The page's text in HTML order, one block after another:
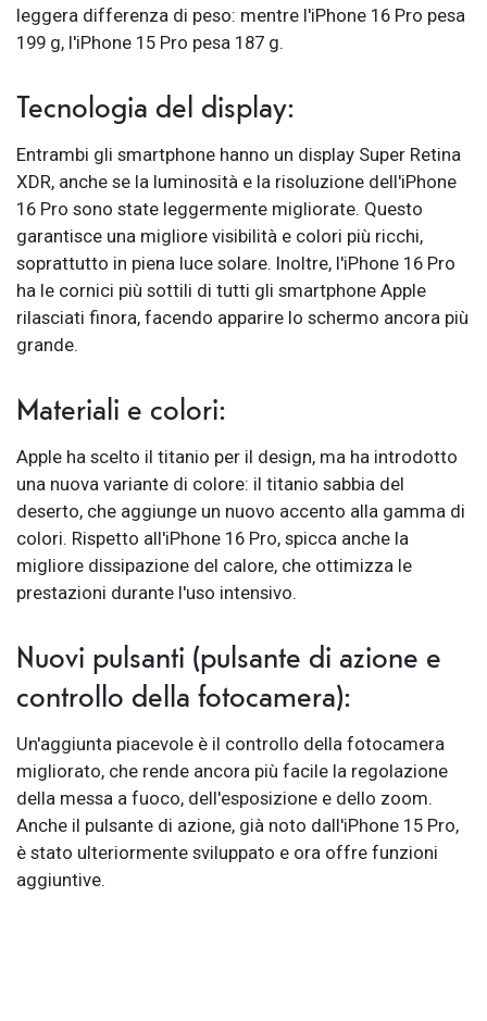
leggera differenza di peso: mentre l'iPhone 16 Pro pesa
199 g, l'iPhone 15 Pro pesa 187 g.
Tecnologia del display:
Entrambi gli smartphone hanno un display Super Retina
XDR, anche se la luminosità e la risoluzione dell'iPhone
16 Pro sono state leggermente migliorate. Questo
garantisce una migliore visibilità e colori più ricchi,
soprattutto in piena luce solare. Inoltre, l'iPhone 16 Pro
ha le cornici più sottili di tutti gli smartphone Apple
rilasciati finora, facendo apparire lo schermo ancora più
grande.
Materiali e colori:
Apple ha scelto il titanio per il design, ma ha introdotto
una nuova variante di colore: il titanio sabbia del
deserto, che aggiunge un nuovo accento alla gamma di
colori. Rispetto all'iPhone 16 Pro, spicca anche la
migliore dissipazione del calore, che ottimizza le
prestazioni durante l'uso intensivo.
Nuovi pulsanti (pulsante di azione e
controllo della fotocamera):
Un'aggiunta piacevole è il controllo della fotocamera
migliorato, che rende ancora più facile la regolazione
della messa a fuoco, dell'esposizione e dello zoom.
Anche il pulsante di azione, già noto dall'iPhone 15 Pro,
è stato ulteriormente sviluppato e ora offre funzioni
aggiuntive.